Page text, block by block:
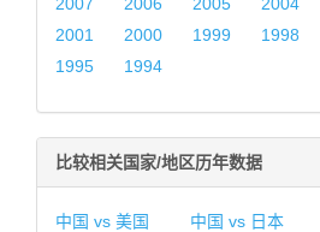
2001
2000 1999 1998
1995
1994
比较相关国家/地区历年数据
中国 vs 美国 中国 vs 日本